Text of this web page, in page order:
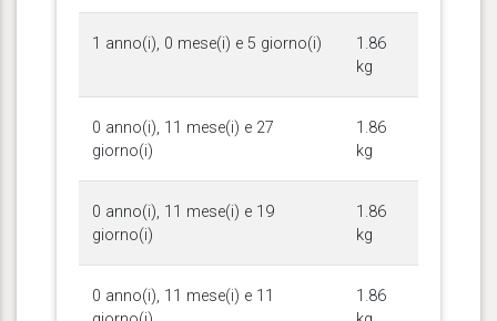
1 anno(i), 0 mese(i) e 5 giorno(i)
1.86
kg
0 anno(i), 11 mese(i) e 27
giorno(i)
1.86
kg
0 anno(i), 11 mese(i) e 19
giorno(i)
1.86
kg
0 anno(i), 11 mese(i) e 11
1.86